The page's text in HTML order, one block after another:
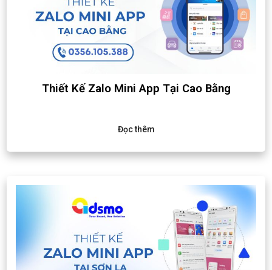
Thiết Kế Zalo Mini App Tại Cao Bằng
Đọc thêm